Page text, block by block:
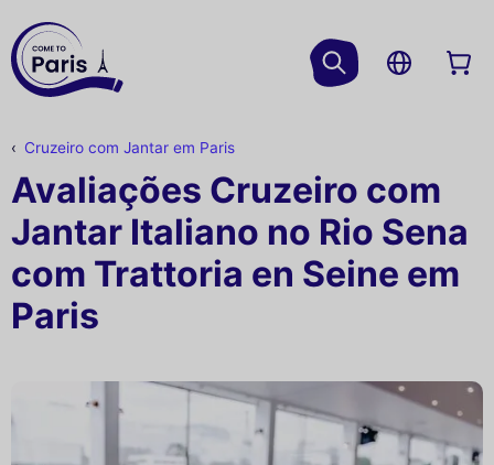
Cruzeiro com Jantar em Paris
Avaliações Cruzeiro com
Jantar Italiano no Rio Sena
com Trattoria en Seine em
Paris